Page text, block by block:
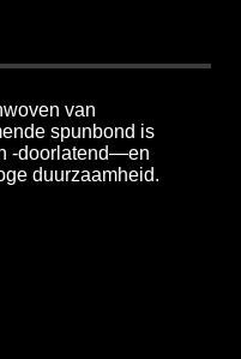
van
spunbond is
-doorlatend—en
duurzaamheid.